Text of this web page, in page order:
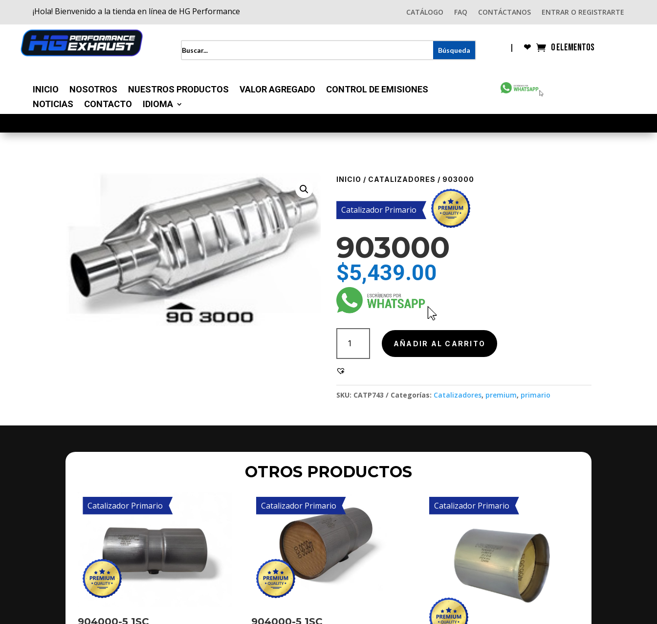
¡Hola! Bienvenido a la tienda en línea de HG Performance CATÁLOGO FAQ CONTÁCTANOS ENTRAR O REGISTRARTE
| ❤︎ 0 elementos
INICIO NOSOTROS NUESTROS PRODUCTOS VALOR AGREGADO
CONTROL DE EMISIONES
NOTICIAS
CONTACTO IDIOMA
INICIO / CATALIZADORES / 903000
Catalizador Primario
903000
$5,439.00
903000
cantidad AÑADIR AL CARRITO
SKU: CATP743 Categorías: Catalizadores, premium, primario
OTROS PRODUCTOS
Catalizador Primario
904000-5 1SC
Catalizador Primario
904000-5 1SC
Catalizador Primario